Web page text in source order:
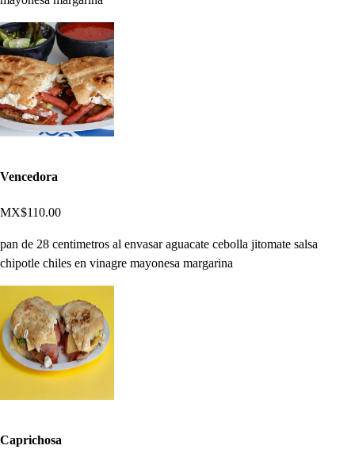
Vencedora
MX$110.00
pan de 28 centimetros al envasar aguacate cebolla jitomate salsa
chipotle chiles en vinagre mayonesa margarina
Caprichosa